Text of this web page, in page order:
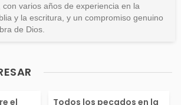
varios años de experiencia en la
y la escritura, y un compromiso genuino
de Dios.
el Todos los pecados en la